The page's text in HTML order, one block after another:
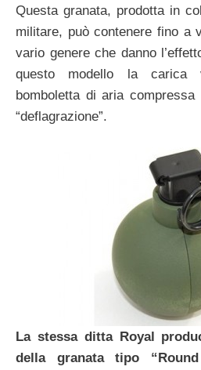
Questa granata, prodotta in
militare, può contenere fino a
vario genere che danno
questo modello la carica
bomboletta di aria
“deflagrazione”.
La stessa ditta Royal
della granata tipo